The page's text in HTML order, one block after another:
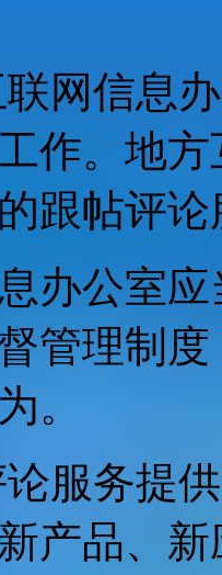
网信息
作。地
跟帖评
办公室
管理制
。
服务提
产品、